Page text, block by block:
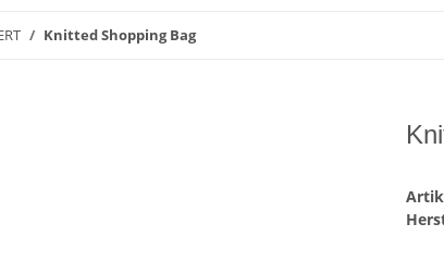
Knitted Shopping Bag